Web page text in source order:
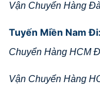
Vận Chuyển Hàng
Tuyến Miền Nam Đi:
Chuyển Hàng
Vận Chuyển Hàng